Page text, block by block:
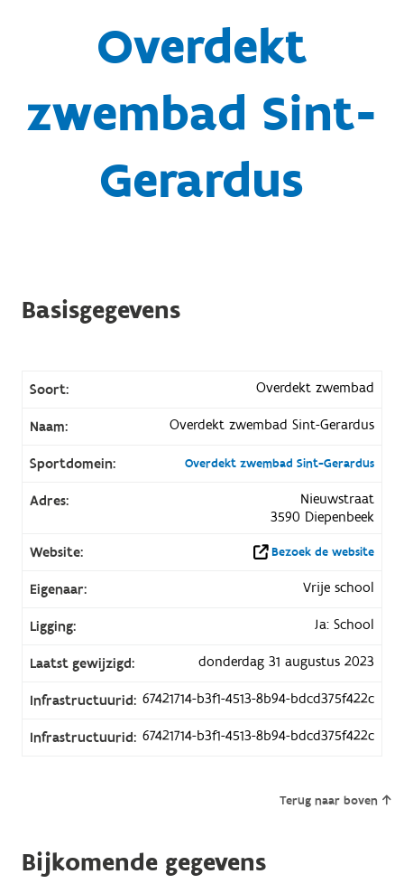
Overdekt
zwembad Sint-
Gerardus
Basisgegevens
Soort: Overdekt zwembad
Naam: Overdekt zwembad Sint-Gerardus
Sportdomein: Overdekt zwembad Sint-Gerardus
Adres:
Nieuwstraat
3590 Diepenbeek
Website:
Bezoek de website
Eigenaar: Vrije school
Ligging: Ja: School
Laatst gewijzigd: donderdag 31 augustus 2023
Infrastructuurid: 67421714-b3f1-4513-8b94-bdcd375f422c
Infrastructuurid: 67421714-b3f1-4513-8b94-bdcd375f422c
Terug naar boven
Bijkomende gegevens